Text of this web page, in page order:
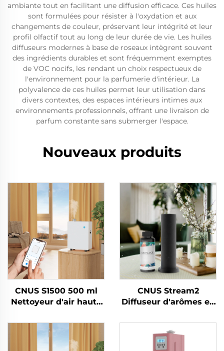
ambiante tout en facilitant une diffusion efficace. Ces huiles
sont formulées pour résister à l'oxydation et aux
changements de couleur, préservant leur intégrité et leur
profil olfactif tout au long de leur durée de vie. Les huiles
diffuseurs modernes à base de roseaux intègrent souvent
des ingrédients durables et sont fréquemment exemptes
de VOC nocifs, les rendant un choix respectueux de
l'environnement pour la parfumerie d'intérieur. La
polyvalence de ces huiles permet leur utilisation dans
divers contextes, des espaces intérieurs intimes aux
environnements professionnels, offrant une livraison de
parfum constante sans submerger l'espace.
Nouveaux produits
CNUS S1500 500 ml
Nettoyeur d'air haute
Parfum Nettoyant
pour huiles
essentielles Parfums
CNUS Stream2
Diffuseur d'arômes en
brancher 150 ml avec
brume froide et
contrôle intelligent